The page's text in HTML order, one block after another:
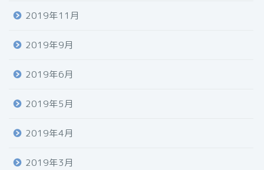
2019年11月
2019年9月
2019年6月
2019年5月
2019年4月
2019年3月